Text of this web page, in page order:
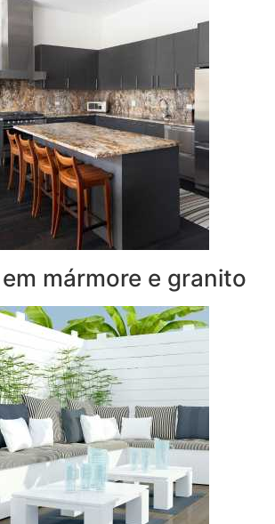
mármore e granito